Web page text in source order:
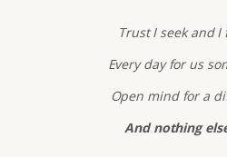
Trust I seek and
Every day for us
Open mind for a
And nothing